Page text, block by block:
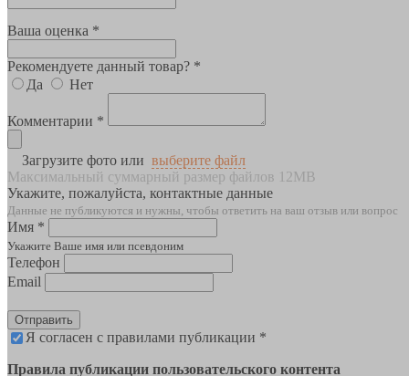
Ваша оценка *
Рекомендуете данный товар? *
Да
Нет
Комментарии *
Загрузите фото или выберите файл
Максимальный суммарный размер файлов 12MB
Укажите, пожалуйста, контактные данные
Данные не публикуются и нужны, чтобы ответить на ваш отзыв или вопрос
Имя *
Укажите Ваше имя или псевдоним
Телефон
Email
Отправить
Я согласен с правилами публикации *
Правила публикации пользовательского контента